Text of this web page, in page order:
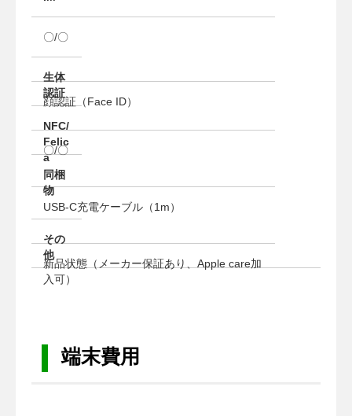
〇/〇
生体
認証
顔認証（Face ID）
NFC/
Felic
a
〇/〇
同梱
物
USB-C充電ケーブル（1m）
その
他
新品状態（メーカー保証あり、Apple care加
入可）
端末費用